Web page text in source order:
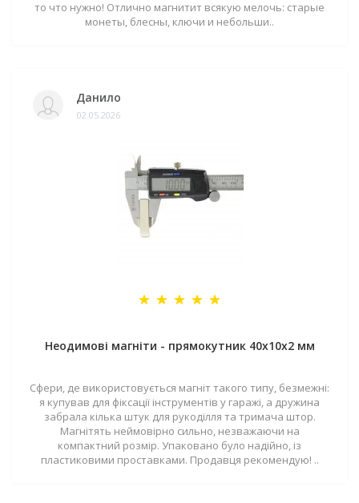
то что нужно! Отлично магнитит всякую мелочь: старые
монеты, блесны, ключи и небольши..
Данило
02.05.2026
Неодимові магніти - прямокутник 40x10x2 мм
Сфери, де використовується магніт такого типу, безмежні:
я купував для фіксації інструментів у гаражі, а дружина
забрала кілька штук для рукоділля та тримача штор.
Магнітять неймовірно сильно, незважаючи на
компактний розмір. Упаковано було надійно, із
пластиковими проставками. Продавця рекомендую! ..